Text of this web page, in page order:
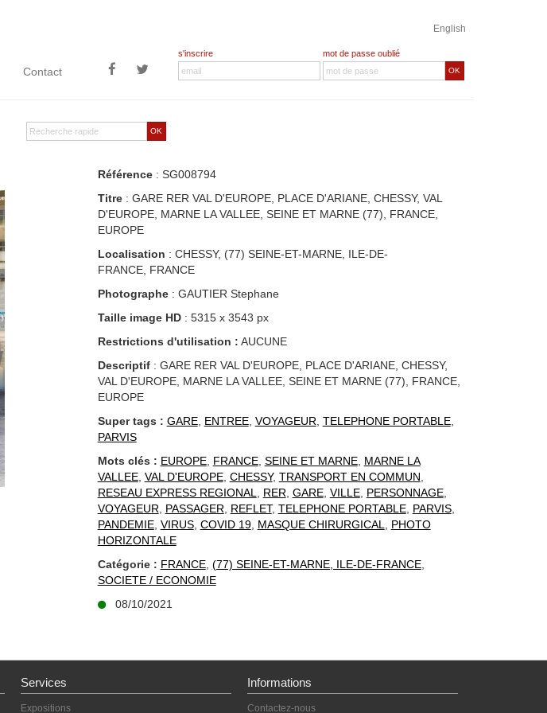
English
Contact
s'inscrire mot de passe oublié
OK
OK
Référence: SG008794
Titre: GARE RER VAL D'EUROPE, PLACE D'ARIANE, CHESSY, VAL
D'EUROPE, MARNE LA VALLEE, SEINE ET MARNE (77), FRANCE,
EUROPE
Localisation : CHESSY, (77) SEINE-ET-MARNE, ILE-DE-
FRANCE, FRANCE
Photographe: GAUTIER Stephane
Taille image HD: 5315 x 3543 px
Restrictions d'utilisation : AUCUNE
Descriptif: GARE RER VAL D'EUROPE, PLACE D'ARIANE, CHESSY,
VAL D'EUROPE, MARNE LA VALLEE, SEINE ET MARNE (77), FRANCE,
EUROPE
Super tags : GARE, ENTREE, VOYAGEUR TELEPHONE PORTABLE,
PARVIS
Mots clés : EUROPE, FRANCE, SEINE ET MARNE, MARNE LA
VALLEE, VAL D'EUROPE, CHESSY, TRANSPORT EN COMMUN
RESEAU EXPRESS REGIONAL
RER GARE, VILLE, PERSONNAGE,
VOYAGEUR
PASSAGER REFLET, TELEPHONE PORTABLE, PARVIS,
PANDEMIE, VIRUS, COVID 19, MASQUE CHIRURGICAL
PHOTO
HORIZONTALE
Catégorie : FRANCE, (77) SEINE-ET-MARNE, ILE-DE-FRANCE,
SOCIETE / ECONOMIE
08/10/2021
Services
Expositions
Informations
Contactez-nous